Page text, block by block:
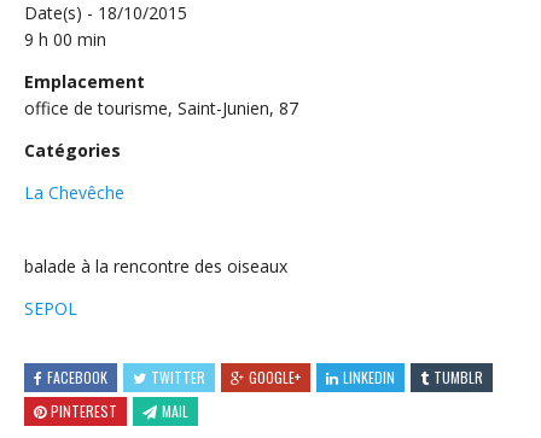
Date(s) - 18/10/2015
9 h 00 min
Emplacement
office de tourisme, Saint-Junien, 87
Catégories
La Chevêche
balade à la rencontre des oiseaux
SEPOL
FACEBOOK TWITTER GOOGLE+ LINKEDIN
TUMBLR
PINTEREST
MAIL